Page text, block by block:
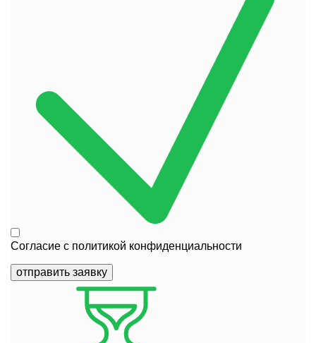
Согласие с политикой конфиденциальности
отправить заявку